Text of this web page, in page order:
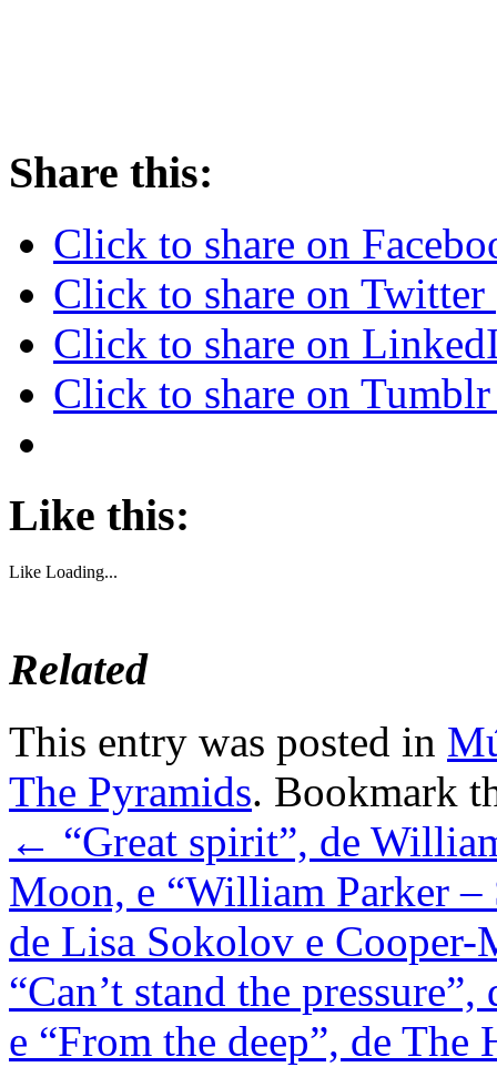
Share this:
Click to share on
Click to share on
Click to share on
Click to share on
Like this:
Like Loading...
Related
This entry was posted in
The Pyramids. Bookmark
← “Great spirit”, de
Moon, e “William Parker –
de Lisa Sokolov e Cooper-
“Can’t stand the
e “From the deep”, de